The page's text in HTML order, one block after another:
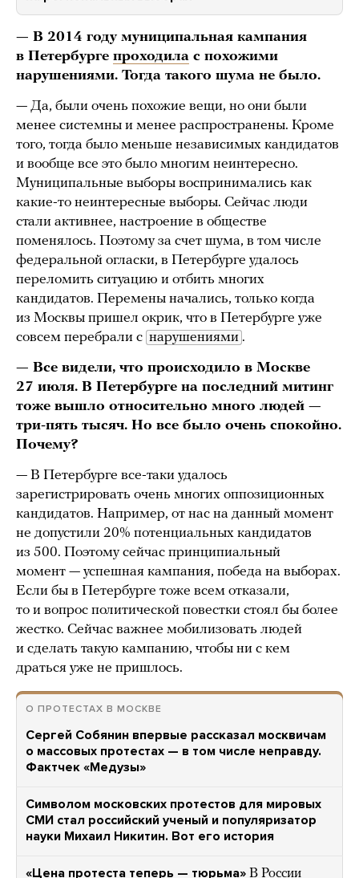
— В 2014 году муниципальная кампания
в Петербурге проходила с похожими
нарушениями. Тогда такого шума не было.
— Да, были очень похожие вещи, но они были
менее системны и менее распространены. Кроме
того, тогда было меньше независимых кандидатов
и вообще все это было многим неинтересно.
Муниципальные выборы воспринимались как
какие-то неинтересные выборы. Сейчас люди
стали активнее, настроение в обществе
поменялось. Поэтому за счет шума, в том числе
федеральной огласки, в Петербурге удалось
переломить ситуацию и отбить многих
кандидатов. Перемены начались, только когда
из Москвы пришел окрик, что в Петербурге уже
совсем перебрали с нарушениями .
— Все видели, что происходило в Москве
27 июля. В Петербурге на последний митинг
тоже вышло относительно много людей —
три-пять тысяч. Но все было очень спокойно.
Почему?
— В Петербурге все-таки удалось
зарегистрировать очень многих оппозиционных
кандидатов. Например, от нас на данный момент
не допустили 20% потенциальных кандидатов
из 500. Поэтому сейчас принципиальный
момент — успешная кампания, победа на выборах.
Если бы в Петербурге тоже всем отказали,
то и вопрос политической повестки стоял бы более
жестко. Сейчас важнее мобилизовать людей
и сделать такую кампанию, чтобы ни с кем
драться уже не пришлось.
О ПРОТЕСТАХ В МОСКВЕ
Сергей Собянин впервые рассказал москвичам
о массовых протестах — в том числе неправду.
Фактчек «Медузы»
Символом московских протестов для мировых
СМИ стал российский ученый и популяризатор
науки Михаил Никитин. Вот его история
«Цена протеста теперь — тюрьма» В России